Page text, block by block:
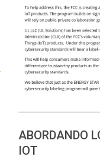
ABORDANDO
IOT